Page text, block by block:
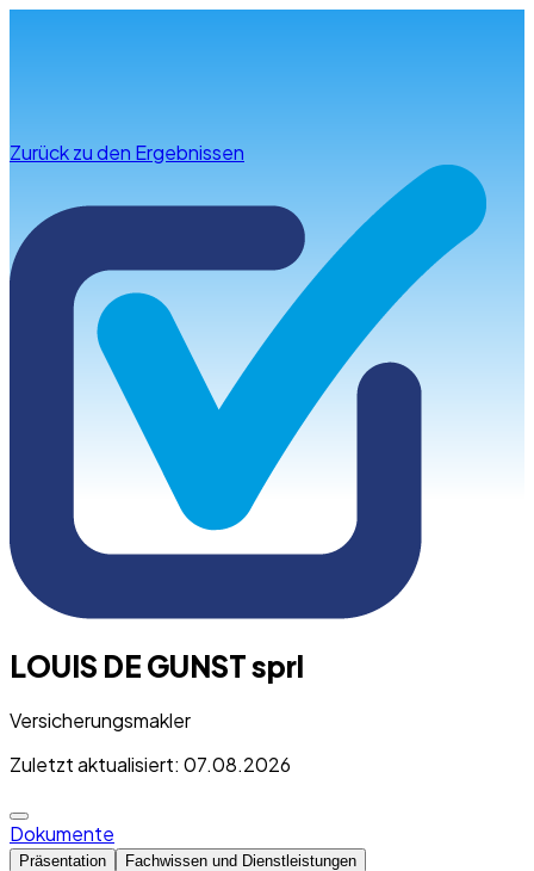
Zurück zu den Ergebnissen
LOUIS DE GUNST sprl
Versicherungsmakler
Zuletzt aktualisiert: 07.08.2026
Dokumente
Präsentation
Fachwissen und Dienstleistungen